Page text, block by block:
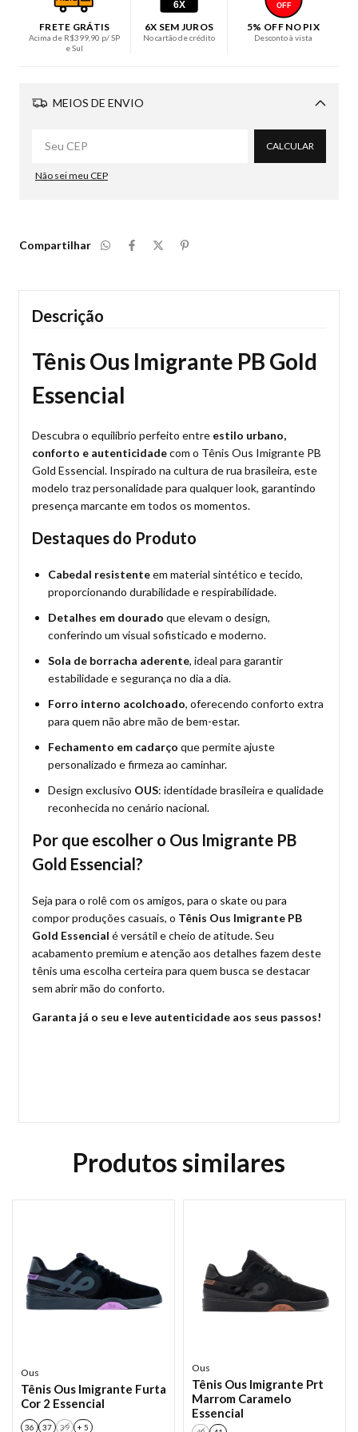
FRETE GRÁTIS
Acima de R$399,90 p/ SP
e Sul
6X
6X SEM JUROS
No cartão de crédito
OFF
5% OFF NO PIX
Desconto à vista
MEIOS DE ENVIO
Alterar CEP
CALCULAR
Não sei meu CEP
Compartilhar
Descrição
Tênis Ous Imigrante PB Gold
Essencial
Descubra o equilíbrio perfeito entre estilo urbano,
conforto e autenticidadecom o Tênis Ous Imigrante PB
Gold Essencial. Inspirado na cultura de rua brasileira, este
modelo traz personalidade para qualquer look, garantindo
presença marcante em todos os momentos.
Destaques do Produto
Cabedal resistenteem material sintético e tecido,
proporcionando durabilidade e respirabilidade.
Detalhes em dourado que elevam o design,
conferindo um visual sofisticado e moderno.
Sola de borracha aderente, ideal para garantir
estabilidade e segurança no dia a dia.
Forro interno acolchoado, oferecendo conforto extra
para quem não abre mão de bem-estar.
Fechamento em cadarço que permite ajuste
personalizado e firmeza ao caminhar.
Design exclusivo OUS: identidade brasileira e qualidade
reconhecida no cenário nacional.
Por que escolher o Ous Imigrante PB
Gold Essencial?
Seja para o rolê com os amigos, para o skate ou para
compor produções casuais, o Tênis Ous Imigrante PB
Gold Essencial é versátil e cheio de atitude. Seu
acabamento premium e atenção aos detalhes fazem deste
tênis uma escolha certeira para quem busca se destacar
sem abrir mão do conforto.
Garanta já o seu e leve autenticidade aos seus passos!
Produtos similares
Ous
Tênis Ous Imigrante Furta
Cor 2 Essencial
36 37 39 + 5
Ous
Tênis Ous Imigrante Prt
Marrom Caramelo
Essencial